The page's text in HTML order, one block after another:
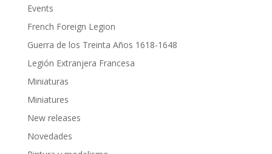
Events
French Foreign Legion
Guerra de los Treinta Años 1618-1648
Legión Extranjera Francesa
Miniaturas
Miniatures
New releases
Novedades